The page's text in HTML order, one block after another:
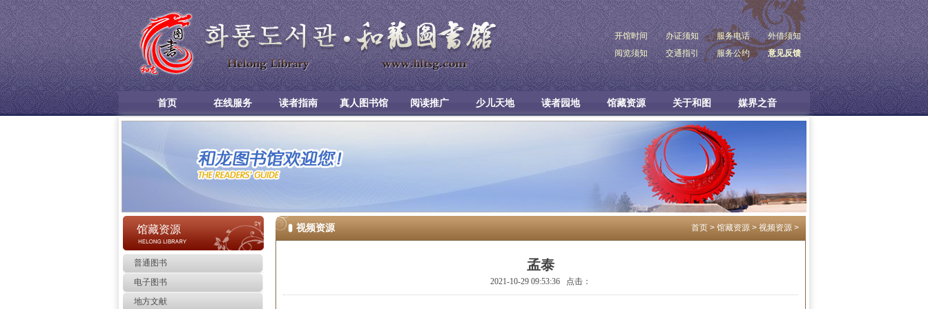
开馆时间 办证须知 服务电话
外借须知
阅览须知
交通指引 服务公约 意见反馈
首页 在线服务 读者指南 真人图书馆 阅读推广 少儿天地 读者园地 馆藏资源 关于和图 媒界之音
馆藏资源
普通图书
电子图书
地方文献
视频资源 首页 > 馆藏资源 > 视频资源 >
孟泰
2021-10-29 09:53:36 点击：